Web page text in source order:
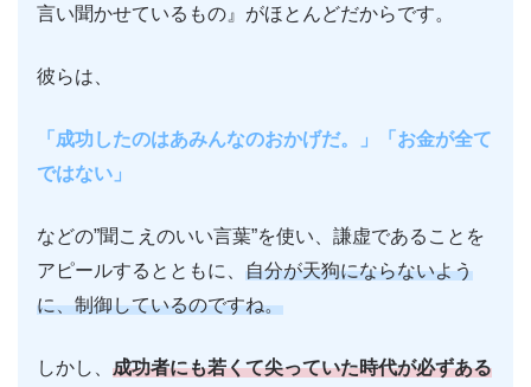
言い聞かせているもの』がほとんどだからです。
彼らは、
「成功したのはあみんなのおかげだ。」「お金が全て
ではない」
などの”聞こえのいい言葉”を使い、謙虚であることを
アピールするとともに、 自分が天狗にならないよう
に、制御しているのですね。
しかし、 成功者にも若くて尖っていた時代が必ずある